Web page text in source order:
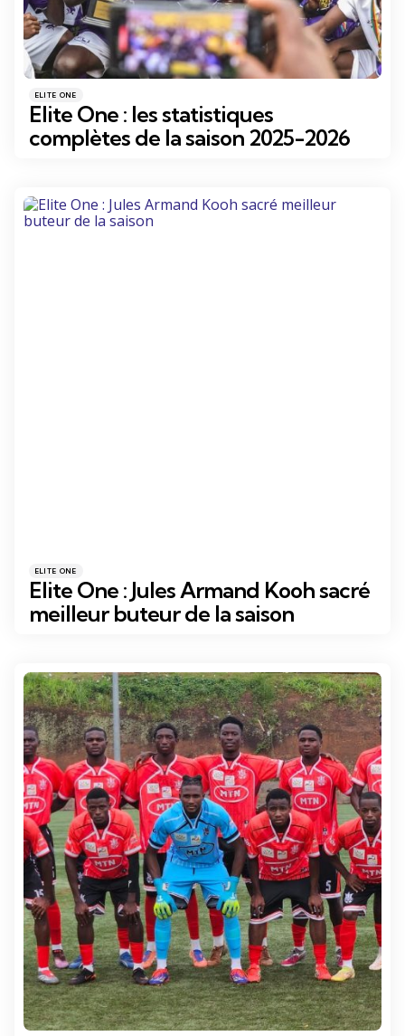
Catégories
Posté
dans
ELITE ONE
Elite One : les statistiques
complètes de la saison 2025-2026
Catégories
Posté
dans
ELITE ONE
Elite One : Jules Armand Kooh sacré
meilleur buteur de la saison